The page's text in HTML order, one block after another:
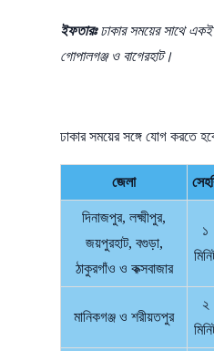
ইফতারঃঢাকার সময়ের সাথে
গোপালগঞ্জ ও বাগেরহাট।
ঢাকার সময়ের সঙ্গে যোগ করতে
জেলা
দিনাজপুর, লক্ষ্মীপুর,
জয়পুরহাট, বগুড়া,
ঠাকুরগাঁও ও কক্সবাজার
১
মানিকগঞ্জ ও শরীয়তপুর
২